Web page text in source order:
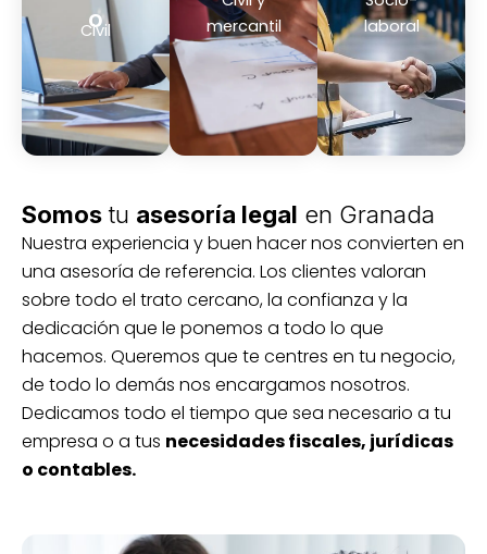
o
Civil
mercantil
laboral
Somostu asesoría legal en Granada
Nuestra experiencia y buen hacer nos convierten en
una asesoría de referencia. Los clientes valoran
sobre todo el trato cercano, la confianza y la
dedicación que le ponemos a todo lo que
hacemos. Queremos que te centres en tu negocio,
de todo lo demás nos encargamos nosotros.
Dedicamos todo el tiempo que sea necesario a tu
empresa o a tus necesidades fiscales, jurídicas
o contables.